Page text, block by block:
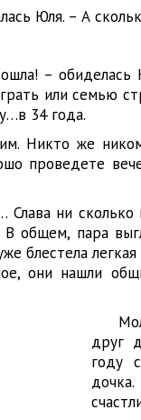
Юля. – А
–
или семью
34 года.
Никто же
проведете
Слава ни
общем, пара
блестела
они нашли
друг
году